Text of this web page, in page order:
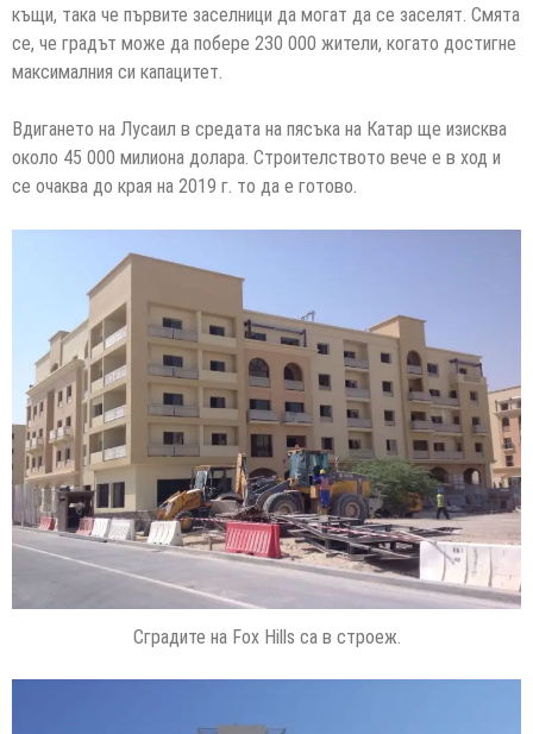
къщи, така че първите заселници да могат да се заселят. Смята
се, че градът може да побере 230 000 жители, когато достигне
максималния си капацитет.
Вдигането на Лусаил в средата на пясъка на Катар ще изисква
около 45 000 милиона долара. Строителството вече е в ход и
се очаква до края на 2019 г. то да е готово.
Сградите на Fox Hills са в строеж.